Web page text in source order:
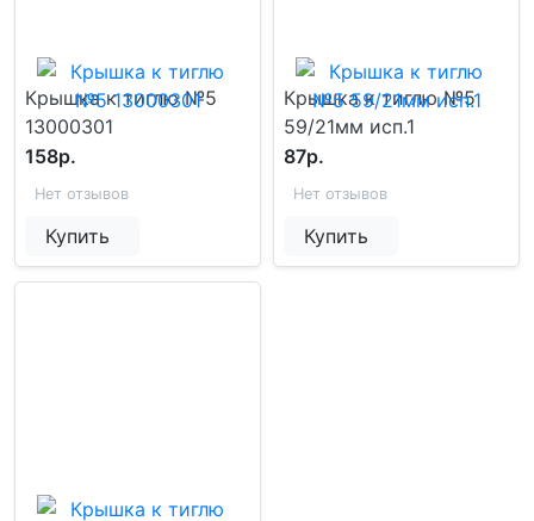
Крышка к тиглю №5
13000301
158р.
Нет отзывов
Купить
Крышка к тиглю №5
59/21мм исп.1
87р.
Нет отзывов
Купить